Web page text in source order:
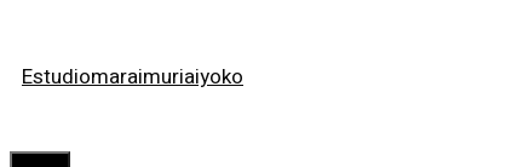
al
Estudiomaraimuriaiyoko